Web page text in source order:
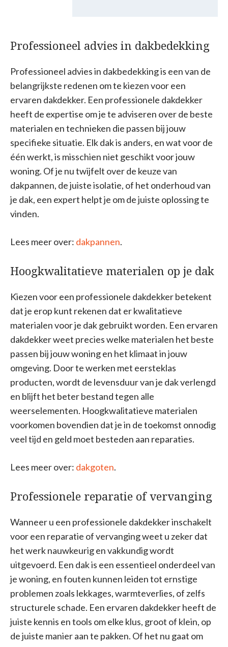
Professioneel advies in dakbedekking
Professioneel advies in dakbedekking is een van de
belangrijkste redenen om te kiezen voor een
ervaren dakdekker. Een professionele dakdekker
heeft de expertise om je te adviseren over de beste
materialen en technieken die passen bij jouw
specifieke situatie. Elk dak is anders, en wat voor de
één werkt, is misschien niet geschikt voor jouw
woning. Of je nu twijfelt over de keuze van
dakpannen, de juiste isolatie, of het onderhoud van
je dak, een expert helpt je om de juiste oplossing te
vinden.
Lees meer over: dakpannen.
Hoogkwalitatieve materialen op je dak
Kiezen voor een professionele dakdekker betekent
dat je erop kunt rekenen dat er kwalitatieve
materialen voor je dak gebruikt worden. Een ervaren
dakdekker weet precies welke materialen het beste
passen bij jouw woning en het klimaat in jouw
omgeving. Door te werken met eersteklas
producten, wordt de levensduur van je dak verlengd
en blijft het beter bestand tegen alle
weerselementen. Hoogkwalitatieve materialen
voorkomen bovendien dat je in de toekomst onnodig
veel tijd en geld moet besteden aan reparaties.
Lees meer over: dakgoten.
Professionele reparatie of vervanging
Wanneer u een professionele dakdekker inschakelt
voor een reparatie of vervanging weet u zeker dat
het werk nauwkeurig en vakkundig wordt
uitgevoerd. Een dak is een essentieel onderdeel van
je woning, en fouten kunnen leiden tot ernstige
problemen zoals lekkages, warmteverlies, of zelfs
structurele schade. Een ervaren dakdekker heeft de
juiste kennis en tools om elke klus, groot of klein, op
de juiste manier aan te pakken. Of het nu gaat om